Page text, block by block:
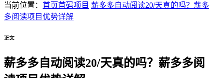
当前位置： 首页首码项目 薪多多自动阅读20/天真的吗？薪多
多阅读项目优势详解
正文
薪多多自动阅读20/天真的吗？薪多多阅